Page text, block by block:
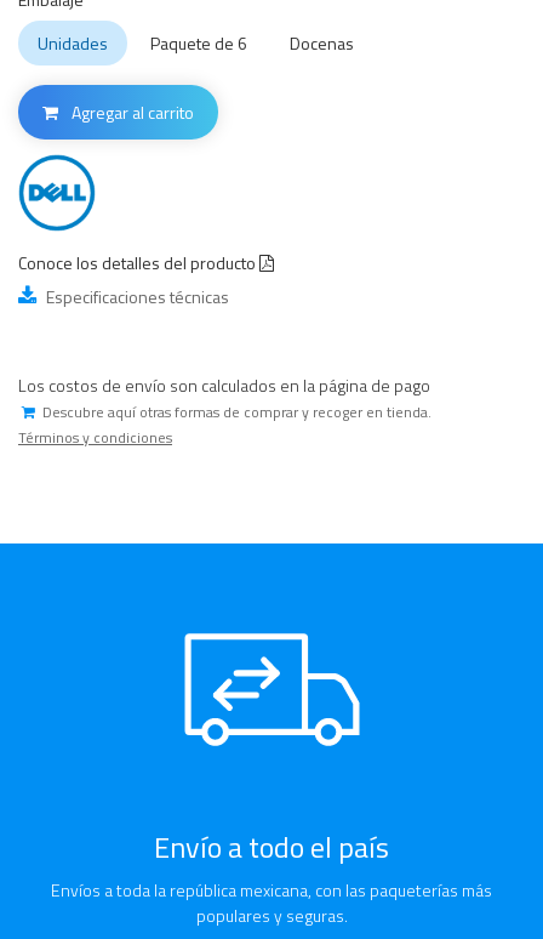
Unidades
Paquete de 6 Docenas
Agregar al carrito
Conoce los detalles del producto
Especificaciones técnicas
Los costos de envío son calculados en la página de pago
Descubre aquí otras formas de comprar y recoger en tienda.
Términos y condiciones
Envío a todo el país
Envíos a toda la república mexicana, con las paqueterías más
populares y seguras.